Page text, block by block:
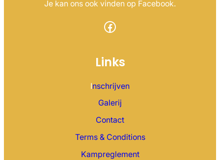
Je kan ons ook vinden op Facebook.
Facebook
Links
Inschrijven
Galerij
Contact
Terms & Conditions
Kampreglement